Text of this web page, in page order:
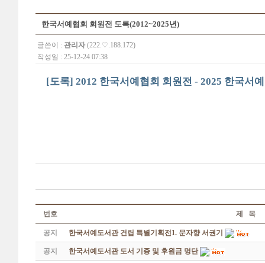
한국서예협회 회원전 도록(2012~2025년)
글쓴이 : 관리자 (222.♡.188.172)
작성일 : 25-12-24 07:38
[도록] 2012 한국서예협회 회원전 - 2025 한국서
번호 제 목
공지 한국서예도서관 건립 특별기획전1. 문자향 서권기
공지 한국서예도서관 도서 기증 및 후원금 명단